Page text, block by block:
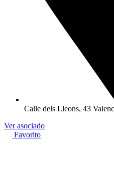
Calle dels Lleons, 43
Ver asociado
Favorito